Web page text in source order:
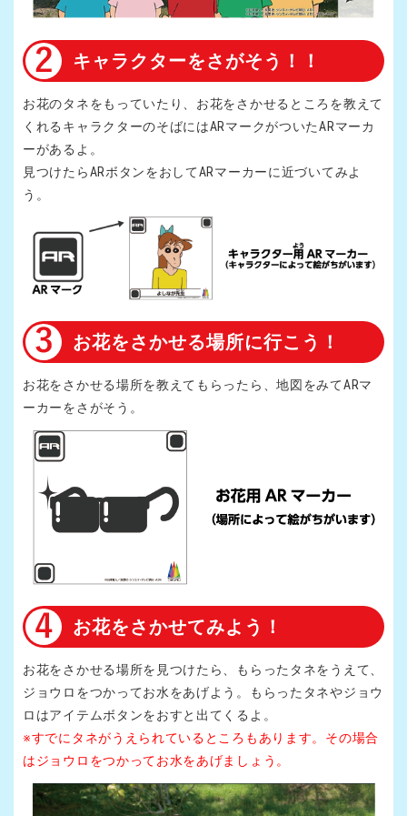
キャラクターをさがそう！！
お花のタネをもっていたり、お花をさかせるところを教えて
くれるキャラクターのそばにはARマークがついたARマーカ
ーがあるよ。
見つけたらARボタンをおしてARマーカーに近づいてみよ
う。
お花をさかせる場所に行こう！
お花をさかせる場所を教えてもらったら、地図をみてARマ
ーカーをさがそう。
お花をさかせてみよう！
お花をさかせる場所を見つけたら、もらったタネをうえて、
ジョウロをつかってお水をあげよう。もらったタネやジョウ
ロはアイテムボタンをおすと出てくるよ。
※すでにタネがうえられているところもあります。その場合
はジョウロをつかってお水をあげましょう。